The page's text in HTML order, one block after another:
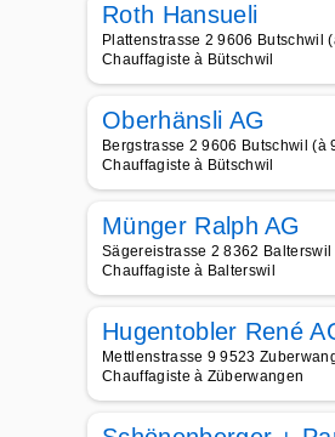
Roth Hansueli
Plattenstrasse 2 9606 Butschwil
Chauffagiste à Bütschwil
Oberhänsli AG
Bergstrasse 2 9606 Butschwil (à
Chauffagiste à Bütschwil
Münger Ralph AG
Sägereistrasse 2 8362
Chauffagiste à Balterswil
Hugentobler René
Mettlenstrasse 9 9523
Chauffagiste à Züberwangen